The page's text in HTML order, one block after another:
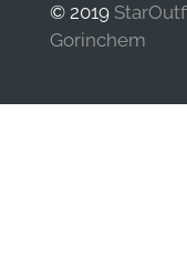
© 2019
Gorinchem